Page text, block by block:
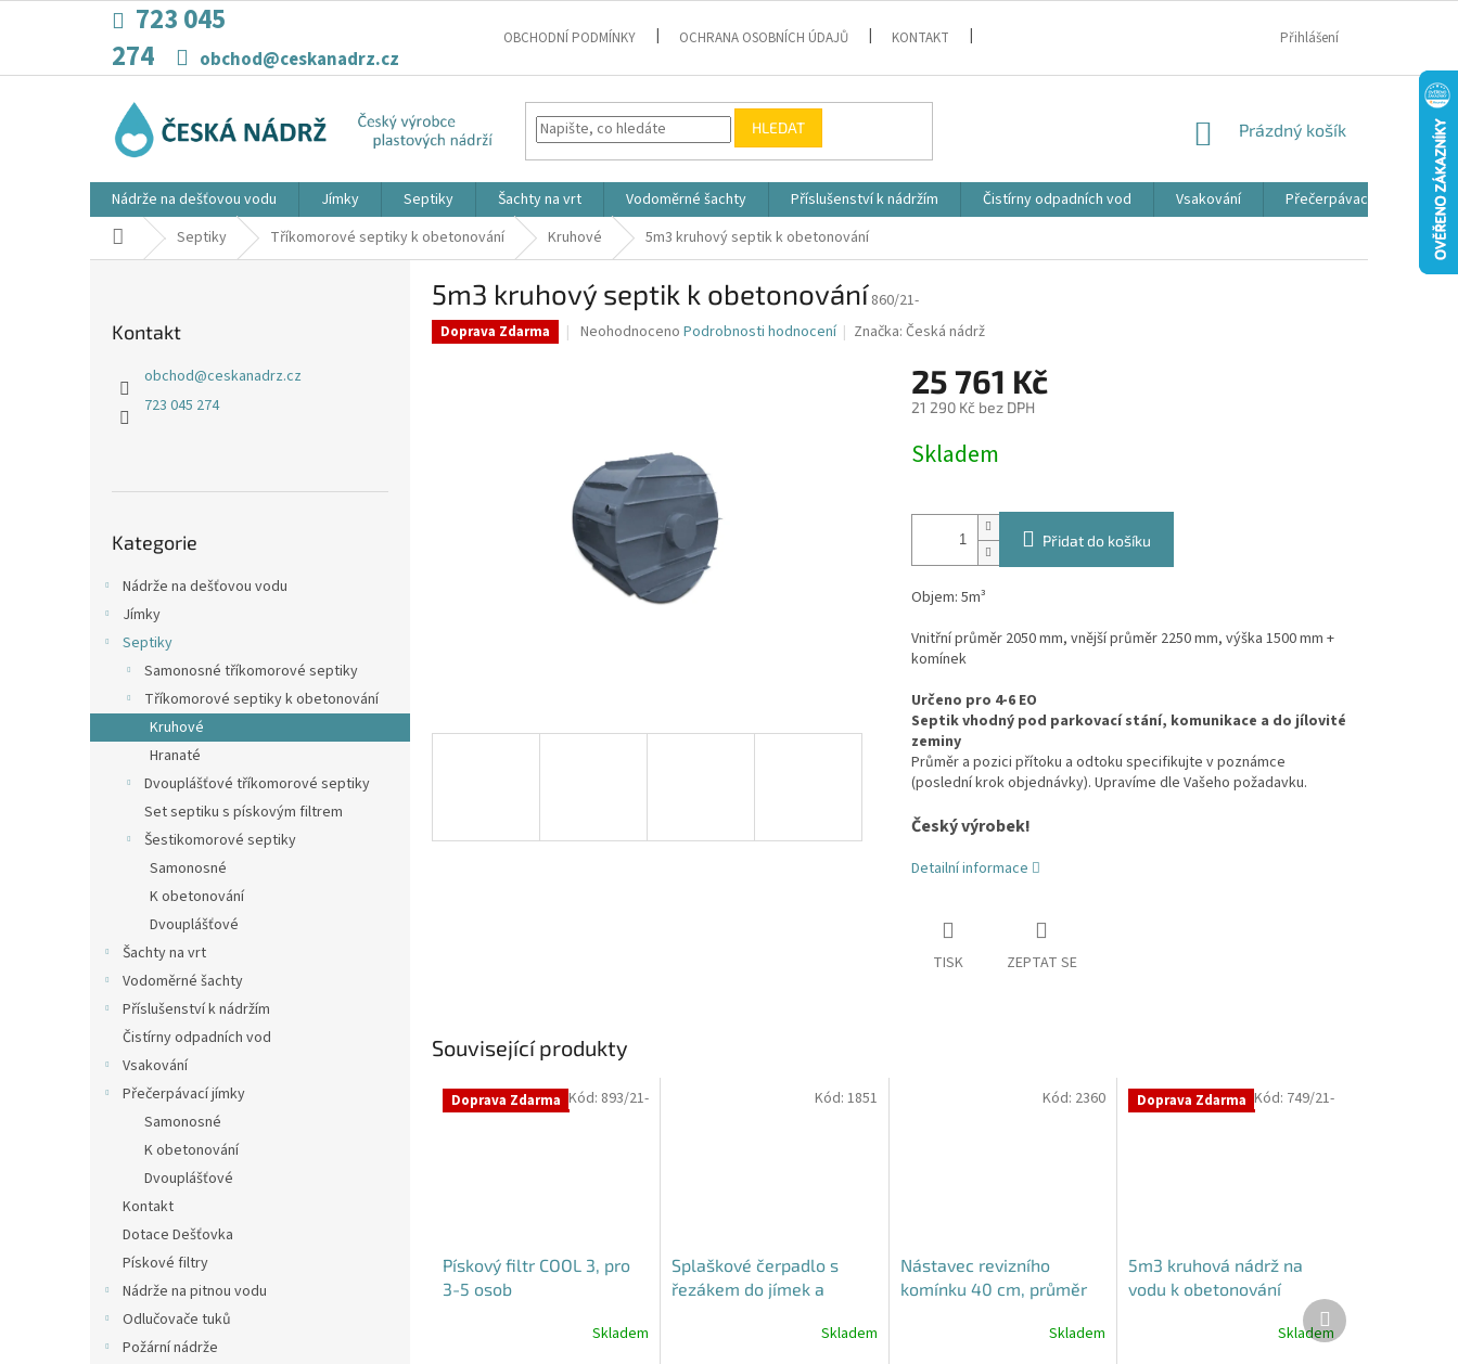
723 045
274
obchod@ceskanadrz.cz
OBCHODNÍ PODMÍNKY OCHRANA OSOBNÍCH ÚDAJŮ KONTAKT Přihlášení
HLEDAT
NÁKUPNÍ
Prázdný košík
Nádrže na dešťovou vodu Jímky Septiky Šachty na vrt Vodoměrné šachty Příslušenství k nádržím Čistírny odpadních vod Vsakování Přečerpávací jímky
Domů Septiky Tříkomorové septiky k obetonování Kruhové 5m3 kruhový septik k obetonování
Kontakt
obchod@ceskanadrz.cz
723 045 274
kategorie
Kategorie
Nádrže na dešťovou vodu
Jímky
Septiky
Samonosné tříkomorové septiky
Tříkomorové septiky k obetonování
Kruhové
Hranaté
Dvouplášťové tříkomorové septiky
Set septiku s pískovým filtrem
Šestikomorové septiky
Samonosné
K obetonování
Dvouplášťové
Šachty na vrt
Vodoměrné šachty
Příslušenství k nádržím
Čistírny odpadních vod
Vsakování
Přečerpávací jímky
Samonosné
K obetonování
Dvouplášťové
Kontakt
Dotace Dešťovka
Pískové filtry
Nádrže na pitnou vodu
Odlučovače tuků
Požární nádrže
5m3 kruhový septik k obetonování 860/21-
Doprava Zdarma
Průměrné
hvězdiček.
Neohodnoceno Podrobnosti hodnocení Značka:Česká nádrž
25 761 Kč
21 290 Kč bez DPH
cena:
Skladem
Přidat do košíku
Objem: 5m³
Vnitřní průměr 2050 mm, vnější průměr 2250 mm, výška 1500 mm +
komínek
Určeno pro 4-6 EO
Septik vhodný pod parkovací stání, komunikace a do jílovité
zeminy
Průměr a pozici přítoku a odtoku specifikujte v poznámce
(poslední krok objednávky). Upravíme dle Vašeho požadavku.
Český výrobek!
Detailní informace
TISK ZEPTAT SE
Související produkty
Doprava Zdarma
Pískový filtr COOL 3, pro
3-5 osob
Skladem
Kód: 893/21-
Splaškové čerpadlo s
řezákem do jímek a
Skladem
Kód: 1851
Nástavec revizního
komínku 40 cm, průměr
Skladem
Kód: 2360 Doprava Zdarma
5m3 kruhová nádrž na
vodu k obetonování
Skladem
Kód: 749/21-
Další
produkt